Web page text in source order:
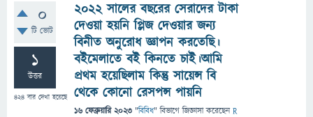
0
টি ভোট
1
উত্তর
424 বার দেখা হয়েছে
2022 সালের বছরের সেরাদের টাকা
দেওয়া হয়নি প্লিজ দেওয়ার জন্য
বিনীত অনুরোধ জ্ঞাপন করতেছি।
বইমেলাতে বই কিনতে চাই।আমি
প্রথম হয়েছিলাম কিন্তু সায়েন্স বি
থেকে কোনো রেসপন্স পায়নি
16 ফেব্রুয়ারি 2023 "বিবিধ" বিভাগে জিজ্ঞাসাকরেছেনR